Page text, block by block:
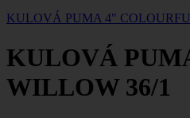
KULOVÁ PUMA 4"
KULOVÁ
WILLOW 36/1